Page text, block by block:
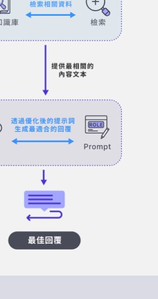
服務。
AI 助理不是單純的聊天機器人，而
語言模型、企業知識庫、Prompt 設
的內部工作助理。
自然語言提問，AI 會依據企業已建立
、FAQ、SOP 或內部文件，提供更
度與工作流程的回答。SysTalk.VIKI
建立專屬 AI 助理，讓人資、IT、業
練等部門，都能透過單一入口取得所
理 AI 可以解決什麼問題？